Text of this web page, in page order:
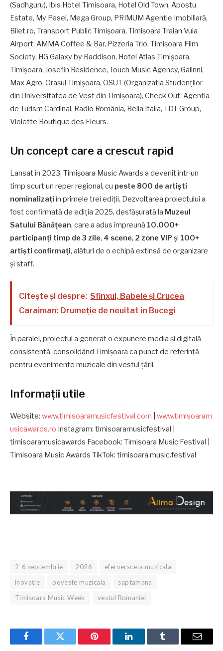
(Sadhguru), Ibis Hotel Timisoara, Hotel Old Town, Apostu
Estate, My Pesel, Mega Group, PRIMUM Agenție Imobiliară,
Bilet.ro, Transport Public Timișoara, Timișoara Traian Vuia
Airport, AMMA Coffee & Bar, Pizzeria Trio, Timișoara Film
Society, HG Galaxy by Raddison, Hotel Atlas Timișoara,
Timișoara, Josefin Residence, Touch Music Agency, Galinni,
Max Agro, Orașul Timișoara, OSUT (Organizația Studenților
din Universitatea de Vest din Timișoara), Check Out, Agenția
de Turism Cardinal, Radio România, Bella Italia, TDT Group,
Violette Boutique des Fleurs.
Un concept care a crescut rapid
Lansat în 2023, Timișoara Music Awards a devenit într-un
timp scurt un reper regional, cu peste 800 de artiști
nominalizațiîn primele trei ediții. Dezvoltarea proiectului a
fost confirmată de ediția 2025, desfășurată la Muzeul
Satului Bănățean, care a adus împreună 10.000+
participanți timp de 3 zile, 4 scene, 2 zone VIP și 100+
artiști confirmați, alături de o echipă extinsă de organizare
și staff.
Citește și despre: Sfinxul, Babele și Crucea
Caraiman: Drumeție de neuitat în Bucegi
În paralel, proiectul a generat o expunere media și digitală
consistentă, consolidând Timișoara ca punct de referință
pentru evenimente muzicale din vestul țării.
Informații utile
Website: www.timisoaramusicfestival.com
www.timisoaram
usicawards.ro Instagram: timisoaramusicfestival |
timisoaramusicawards Facebook: Timisoara Music Festival |
Timisoara Music Awards TikTok: timisoara.music.festival
2-6 septembrie 2026
eferversceta muzicala
inovație
poveste muzicala
saptamana
Timisoara Music Week
vestul Romaniei
FacebookTwitter Pinterest LinkedInTumblr Email